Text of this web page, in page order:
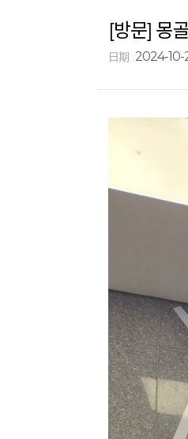
[방문] 몽
日期 2024-10-